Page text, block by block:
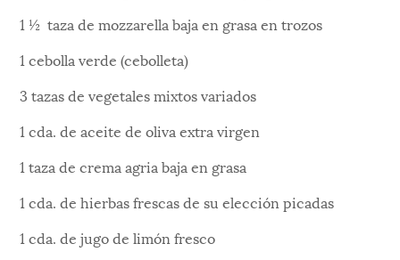
1 ½ taza de mozzarella baja en grasa en trozos
1 cebolla verde (cebolleta)
3 tazas de vegetales mixtos variados
1 cda. de aceite de oliva extra virgen
1 taza de crema agria baja en grasa
1 cda. de hierbas frescas de su elección picadas
1 cda. de jugo de limón fresco